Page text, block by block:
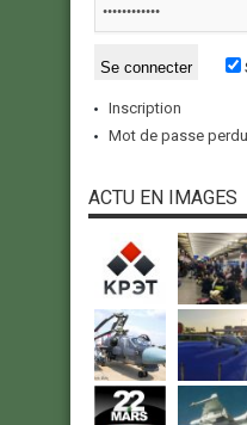
Inscription
Mot de passe
ACTU EN IMAGES